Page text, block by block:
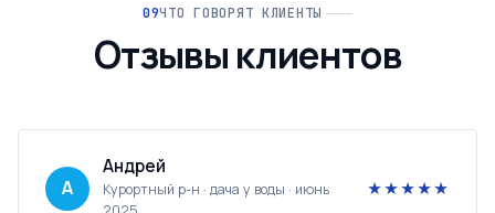
ЧТО ГОВОРЯТ КЛИЕНТЫ
Отзывы клиентов
А
Андрей
Курортный р-н · дача у воды · июнь
★★★★★